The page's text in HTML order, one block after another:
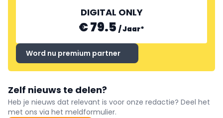
DIGITAL ONLY
€ 79.5 /Jaar*
Word nu premium partner
Zelf nieuws te delen?
Heb je nieuws dat relevant is voor onze redactie? Deel het
met ons via het meldformulier.